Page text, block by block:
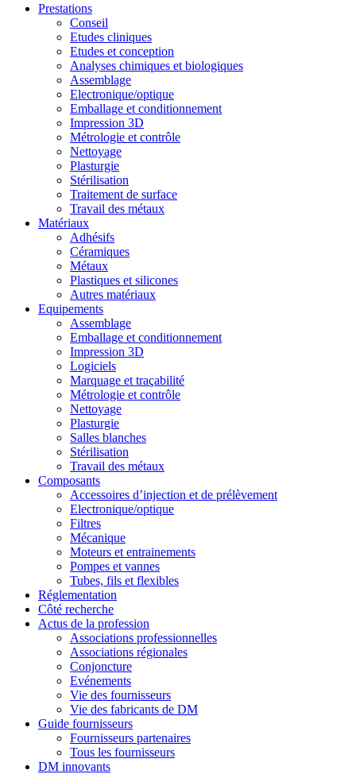
Prestations
Conseil
Etudes cliniques
Etudes et conception
Analyses chimiques et biologiques
Assemblage
Electronique/optique
Emballage et conditionnement
Impression 3D
Métrologie et contrôle
Nettoyage
Plasturgie
Stérilisation
Traitement de surface
Travail des métaux
Matériaux
Adhésifs
Céramiques
Métaux
Plastiques et silicones
Autres matériaux
Equipements
Assemblage
Emballage et conditionnement
Impression 3D
Logiciels
Marquage et traçabilité
Métrologie et contrôle
Nettoyage
Plasturgie
Salles blanches
Stérilisation
Travail des métaux
Composants
Accessoires d’injection et de prélèvement
Electronique/optique
Filtres
Mécanique
Moteurs et entrainements
Pompes et vannes
Tubes, fils et flexibles
Réglementation
Côté recherche
Actus de la profession
Associations professionnelles
Associations régionales
Conjoncture
Evénements
Vie des fournisseurs
Vie des fabricants de DM
Guide fournisseurs
Fournisseurs partenaires
Tous les fournisseurs
DM innovants